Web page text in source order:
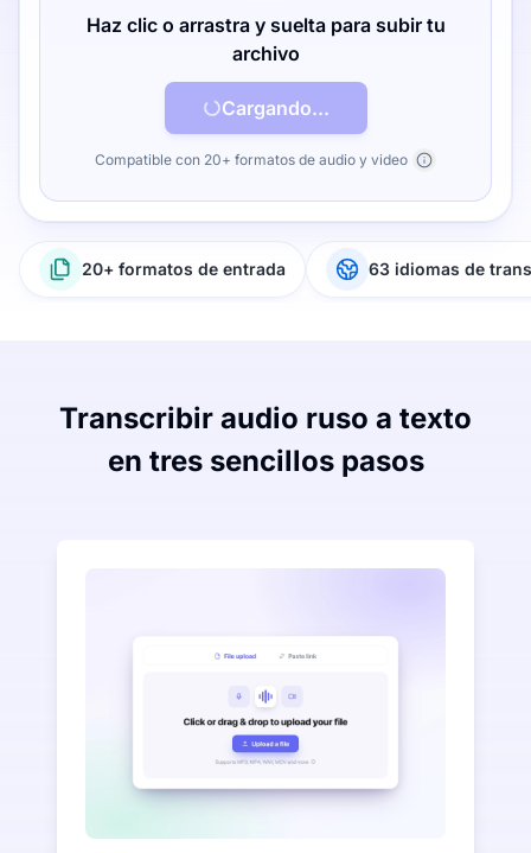
Haz clic o arrastra y suelta para subir tu
archivo
Cargando...
Compatible con 20+ formatos de audio y video
20+ formatos de entrada 63 idiomas de
Transcribir audio ruso a texto
en tres sencillos pasos